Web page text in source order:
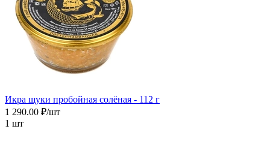
Икра щуки пробойная солёная - 112 г
1 290.00 ₽/шт
1 шт